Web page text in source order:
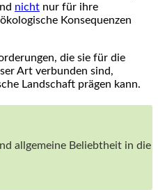
nicht nur für ihre
Konsequenzen
die sie für ‌die
Art verbunden sind,
Landschaft prägen kann.
allgemeine Beliebtheit in die